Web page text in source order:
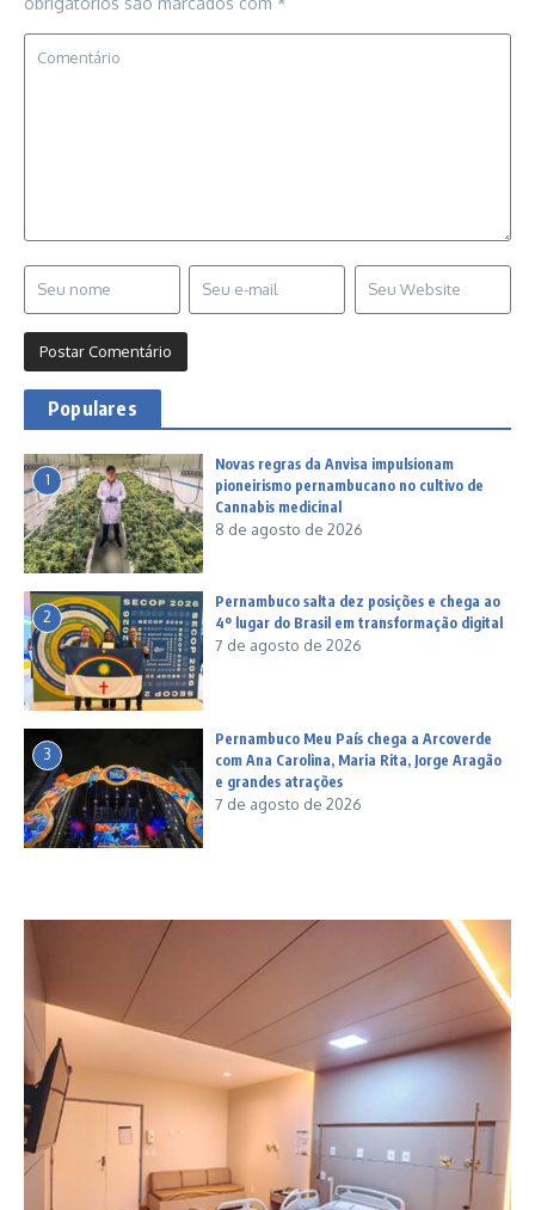
Populares
1
Novas regras da Anvisa impulsionam
pioneirismo pernambucano no cultivo de
Cannabis medicinal
8 de agosto de 2026
2
Pernambuco salta dez posições e chega ao
4º lugar do Brasil em transformação digital
7 de agosto de 2026
3
Pernambuco Meu País chega a Arcoverde
com Ana Carolina, Maria Rita, Jorge Aragão
e grandes atrações
7 de agosto de 2026